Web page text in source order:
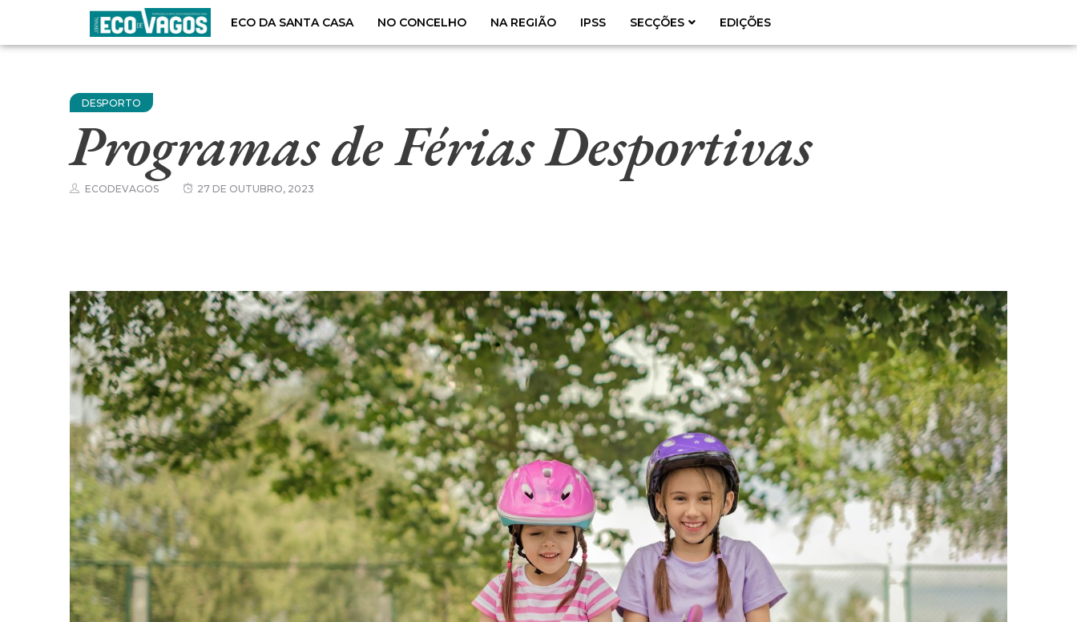
ECO DA SANTA CASA NO CONCELHO NA REGIÃO IPSS SECÇÕES EDIÇÕES
DESPORTO
Programas de Férias Desportivas
ECODEVAGOS 27 DE OUTUBRO, 2023